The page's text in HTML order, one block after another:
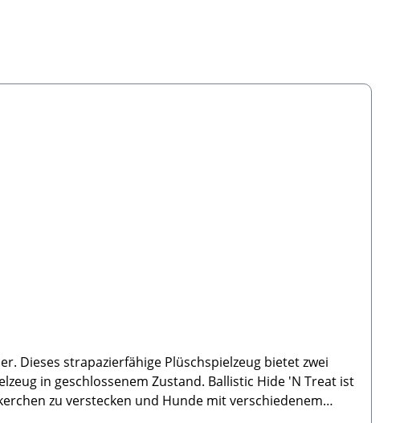
Dieses strapazierfähige Plüschspielzeug bietet zwei
in geschlossenem Zustand. Ballistic Hide 'N Treat ist
zu verstecken und Hunde mit verschiedenem